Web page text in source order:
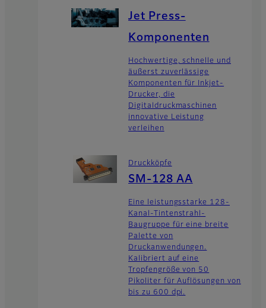
Jet Press-
Komponenten
Hochwertige, schnelle und
äußerst zuverlässige
Komponenten für Inkjet-
Drucker, die
Digitaldruckmaschinen
innovative Leistung
verleihen
Druckköpfe
SM-128 AA
Eine leistungsstarke 128-
Kanal-Tintenstrahl-
Baugruppe für eine breite
Palette von
Druckanwendungen.
Kalibriert auf eine
Tropfengröße von 50
Pikoliter für Auflösungen von
bis zu 600 dpi.